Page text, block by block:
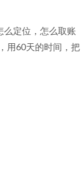
么定位，怎么取账
用60天的时间，把